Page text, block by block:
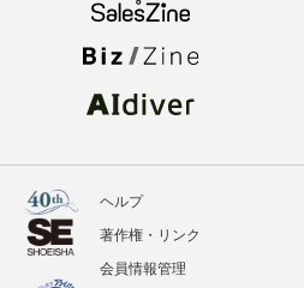
ヘルプ
著作権・リンク
会員情報管理